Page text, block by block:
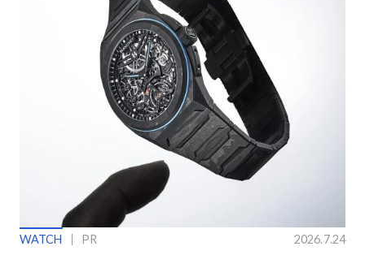
WATCH PR 2026.7.24